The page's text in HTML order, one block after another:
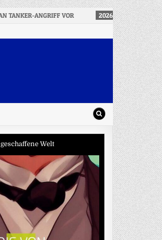
TANKER-ANGRIFF VOR 2026-08-08
SPD-
Welt